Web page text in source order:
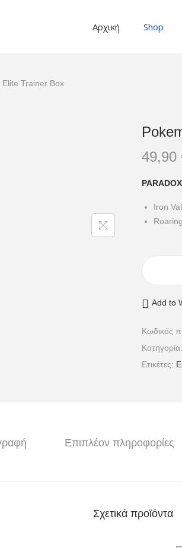
Αρχική Shop
Trainer Box
49,90
Iron
Add to
Κωδικός
Κατηγορία:
Ετικέτες:
Επιπλέον πληροφορίες
Σχετικά προϊόντα